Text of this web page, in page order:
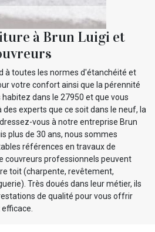
à Brun Luigi et
à toutes les normes d'étanchéité et
votre confort ainsi que la pérennité
dans le 27950 et que vous
experts que ce soit dans le neuf, la
vous à notre entreprise Brun
plus de 30 ans, nous sommes
références en travaux de
couvreurs professionnels peuvent
toit (charpente, revêtement,
Très doués dans leur métier, ils
de qualité pour vous offrir